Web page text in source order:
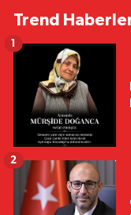
Trend
1
2